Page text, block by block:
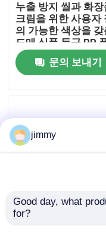
우리에 대하여
공장 여행
연락주세요
경우
누출 방지 씰과 화장
크림을 위한 사용자
의 가능한 색상을 갖
도매 식품 등급 PP
스틱 크림 용기
문의 보내기
3g 5g 소 용량 다양한
jimmy
Good day, what
for?